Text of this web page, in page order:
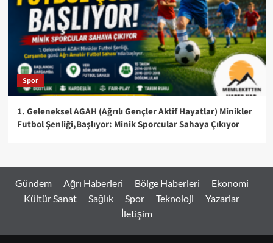
Spor
1. Geleneksel AGAH (Ağrılı Gençler Aktif Hayatlar) Minikler
Futbol Şenliği,Başlıyor: Minik Sporcular Sahaya Çıkıyor
Gündem Ağrı Haberleri Bölge Haberleri
Ekonomi
Kültür Sanat
Sağlık Spor Teknoloji
Yazarlar
İletişim